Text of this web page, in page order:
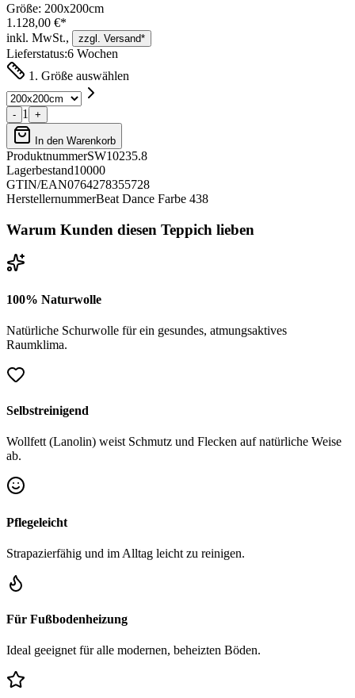
Größe: 200x200cm
1.128,00 €*
inkl. MwSt.,
zzgl. Versand*
Lieferstatus:6 Wochen
1. Größe auswählen
- 1 +
In den Warenkorb
ProduktnummerSW10235.8
Lagerbestand10000
GTIN/EAN0764278355728
HerstellernummerBeat Dance Farbe 438
Warum Kunden diesen Teppich lieben
100% Naturwolle
Natürliche Schurwolle für ein gesundes, atmungsaktives
Raumklima.
Selbstreinigend
Wollfett (Lanolin) weist Schmutz und Flecken auf natürliche Weise
ab.
Pflegeleicht
Strapazierfähig und im Alltag leicht zu reinigen.
Für Fußbodenheizung
Ideal geeignet für alle modernen, beheizten Böden.